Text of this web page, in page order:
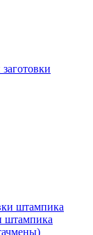
штампика